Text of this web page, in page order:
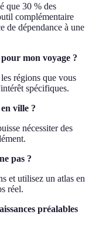
que 30 % des
complémentaire
de dépendance à une
mon voyage ?
régions que vous
spécifiques.
ville ?
nécessiter des
pas ?
et utilisez un atlas en
réel.
préalables